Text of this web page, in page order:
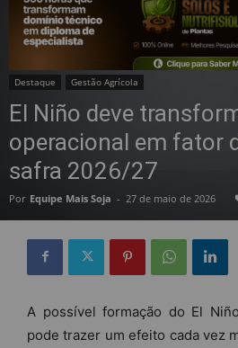
Destaque Gestão Agrícola
El Niño deve
operacional em fator
safra 2026/27
Por Equipe Mais Soja - 27 de maio de 2026
A possível formação do El
pode trazer um efeito cada vez